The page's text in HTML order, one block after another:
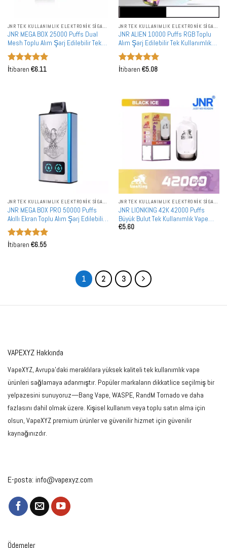
JNR TEK KULLANIMLIK ELEKTRONIK SIGARALAR
JNR MEGA BOX 25000 Puffs Dual
Mesh Toplu Alım Şarj Edilebilir Tek
Kullanımlık Vape Toptan Satış
5 üzerinden
İtibaren €6.11
JNR TEK KULLANIMLIK ELEKTRONIK SIGARALAR
JNR ALIEN 10000 Puffs RGB Toplu
Alım Şarj Edilebilir Tek Kullanımlık
Vape Toptan Satış
5 üzerinden
İtibaren €5.08
JNR TEK KULLANIMLIK ELEKTRONIK SIGARALAR
JNR MEGA BOX PRO 50000 Puffs
Akıllı Ekran Toplu Alım Şarj Edilebilir
Tek Kullanımlık Vape Toptan Satış
5 üzerinden
İtibaren €6.55
JNR TEK KULLANIMLIK ELEKTRONIK SIGARALAR
JNR LIONKING 42K 42000 Puffs
Büyük Bulut Tek Kullanımlık Vape
Toplu Alışveriş Perakende Akıllı
€5.60
1 2 3
VAPEXYZ Hakkında
VapeXYZ, Avrupa'daki meraklılara yüksek kaliteli tek kullanımlık vape
ürünleri sağlamaya adanmıştır. Popüler markaların dikkatlice seçilmiş bir
yelpazesini sunuyoruz—Bang Vape, WASPE, RandM Tornado ve daha
fazlasını dahil olmak üzere. Kişisel kullanım veya toplu satın alma için
olsun, VapeXYZ premium ürünler ve güvenilir hizmet için güvenilir
kaynağınızdır.
E-posta: info@vapexyz.com
Ödemeler